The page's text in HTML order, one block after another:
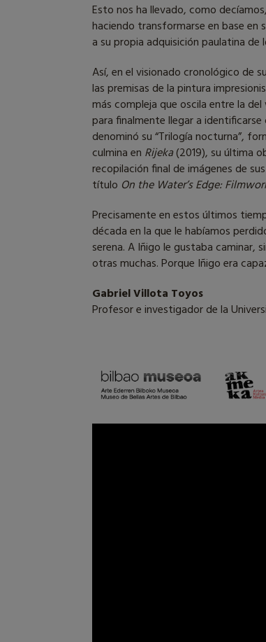
Esto nos ha llevado, como
haciendo transformarse en base en
a su propia adquisición paulatina
Así, en el visionado cronológico de
las premisas de la pintura
más compleja que oscila entre la
para finalmente llegar a
denominó su “Trilogía nocturna”,
culmina en Rijeka(2019), su última
recopilación final de imágenes de
título On the Water’s Edge:
Precisamente en estos últimos
década en la que le habíamos
serena. A Iñigo le gustaba caminar,
otras muchas. Porque Iñigo era
Gabriel Villota Toyos
Profesor e investigador de la